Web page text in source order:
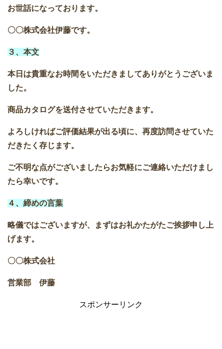
お世話になっております。
〇〇株式会社伊藤です。
３、本文
本日は貴重なお時間をいただきましてありがとうございま
した。
商品カタログを送付させていただきます。
よろしければご評価結果が出る頃に、再度訪問させていた
だきたく存じます。
ご不明な点がございましたらお気軽にご連絡いただけまし
たら幸いです。
４、締めの言葉
略儀ではございますが、まずはお礼かたがたご挨拶申し上
げます。
〇〇株式会社
営業部 伊藤
スポンサーリンク